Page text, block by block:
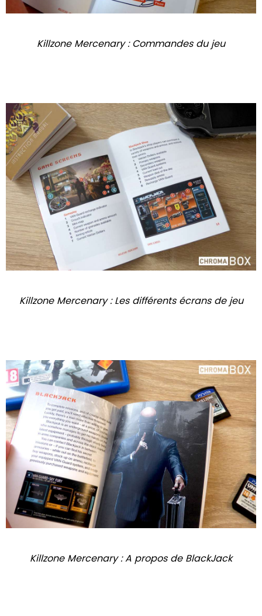
Killzone Mercenary : Commandes du jeu
Killzone Mercenary : Les différents écrans de jeu
Killzone Mercenary : A propos de BlackJack